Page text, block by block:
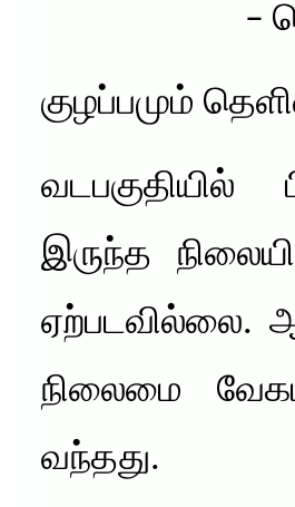
–
குழப்பமும்
வடபகுதியில்
இருந்த
ஏற்படவில்லை.
நிலைமை
வந்தது.